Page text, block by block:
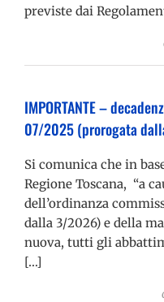
previste dai
IMPORTANTE –
07/2025 (prorogata
Si comunica che in
Regione Toscana, “a
dell’ordinanza
dalla 3/2026) e della
nuova, tutti gli
[…]